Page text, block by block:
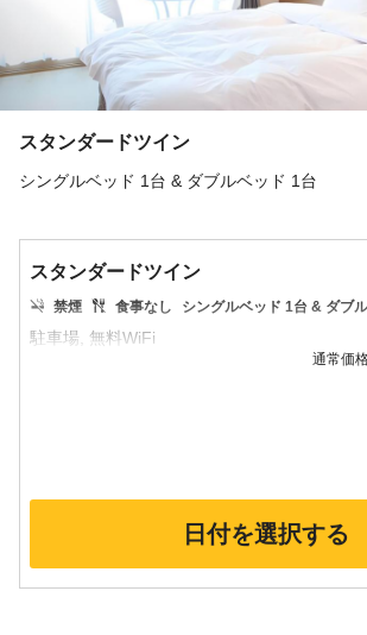
スタンダードツイン
シングルベッド 1台 & ダブルベッド 1台
スタンダードツイン
禁煙 食事なし シングルベッド 1台 & ダブ
通常価
日付を選択する